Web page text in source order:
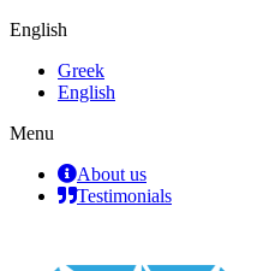
English
Greek
English
Menu
About us
Testimonials